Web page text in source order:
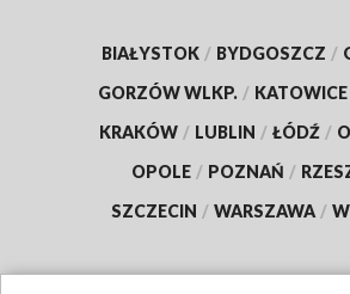
BIAŁYSTOK / BYDGOSZCZ /
GORZÓW WLKP. / KATOWICE
KRAKÓW / LUBLIN / ŁÓDŹ /
OPOLE / POZNAŃ /
SZCZECIN / WARSZAWA /